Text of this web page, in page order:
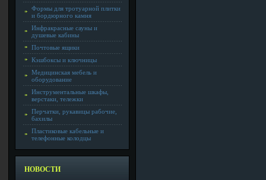
Формы для тротуарной плитки
и бордюрного камня
Инфракрасные сауны и
душевые кабины
Почтовые ящики
Кэшбоксы и ключницы
Медицинская мебель и
оборудование
Инструментальные шкафы,
верстаки, тележки
Перчатки, рукавицы рабочие,
бахилы
Пластиковые кабельные и
телефонные колодцы
НОВОСТИ